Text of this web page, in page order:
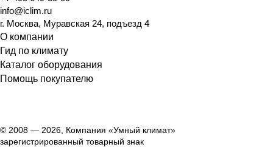
info@iclim.ru
г. Москва, Муравская 24, подъезд 4
О компании
Гид по климату
Каталог оборудования
Помощь покупателю
© 2008 — 2026, Компания «Умный климат»
зарегистрированный товарный знак